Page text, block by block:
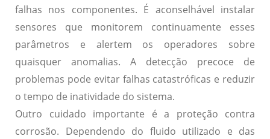
falhas nos componentes. É aconselhável instalar
sensores que monitorem continuamente esses
parâmetros e alertem os operadores sobre
quaisquer anomalias. A detecção precoce de
problemas pode evitar falhas catastróficas e reduzir
o tempo de inatividade do sistema.
Outro cuidado importante é a proteção contra
corrosão. Dependendo do fluido utilizado e das